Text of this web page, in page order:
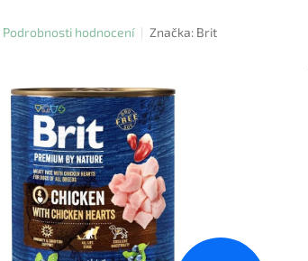
Podrobnosti hodnocení Značka: Brit